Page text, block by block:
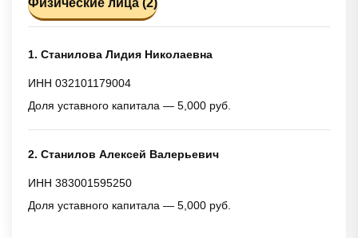
1. Станилова Лидия Николаевна
ИНН 032101179004
Доля уставного капитала — 5,000 руб.
2. Станилов Алексей Валерьевич
ИНН 383001595250
Доля уставного капитала — 5,000 руб.